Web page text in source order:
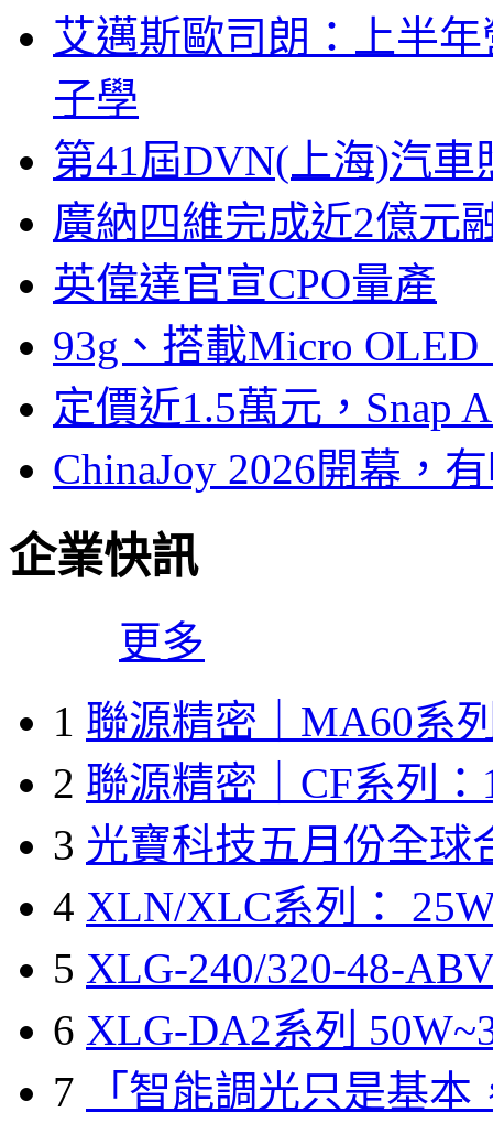
艾邁斯歐司朗：上半
子學
第41屆DVN(上海)汽
廣納四維完成近2億元
英偉達官宣CPO量產
93g、搭載Micro
定價近1.5萬元，Snap
ChinaJoy 2026開幕，
企業快訊
更多
1 聯源精密｜MA60系
2 聯源精密｜CF系列：
3 光寶科技五月份全球
4 XLN/XLC系列：
5 XLG-240/320-48-
6 XLG-DA2系列
7
「智能調光只是基本